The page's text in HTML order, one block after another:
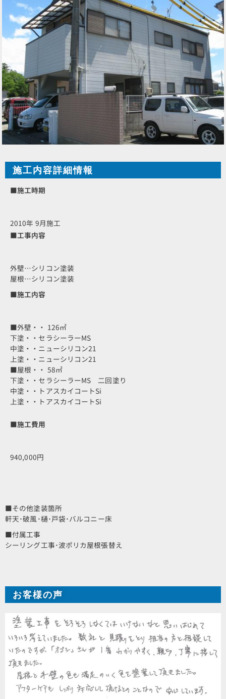
施工内容詳細情報
■施工時期
2010年 9月施工
■工事内容
外壁…シリコン塗装
屋根…シリコン塗装
■施工内容
■外壁・・ 126㎡
下塗・・セラシーラーMS
中塗・・ニューシリコン21
上塗・・ニューシリコン21
■屋根・・ 58㎡
下塗・・セラシーラーMS 二回塗り
中塗・・トアスカイコートSi
上塗・・トアスカイコートSi
■施工費用
940,000円
■その他塗装箇所
軒天･破風･樋･戸袋･バルコニー床
■付属工事
シーリング工事･波ポリカ屋根張替え
お客様の声